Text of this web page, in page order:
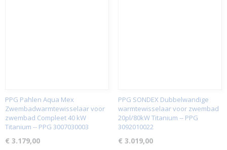
PPG Pahlen Aqua Mex
Zwembadwarmtewisselaar voor
zwembad Compleet 40 kW
Titanium -- PPG 3007030003
€ 3.179,00
PPG SONDEX Dubbelwandige
warmtewisselaar voor zwembad
20pl/80kW Titanium -- PPG
3092010022
€ 3.019,00